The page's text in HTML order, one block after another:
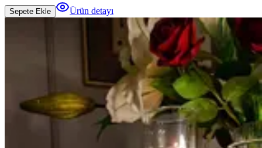
Sepete Ekle Ürün detayı